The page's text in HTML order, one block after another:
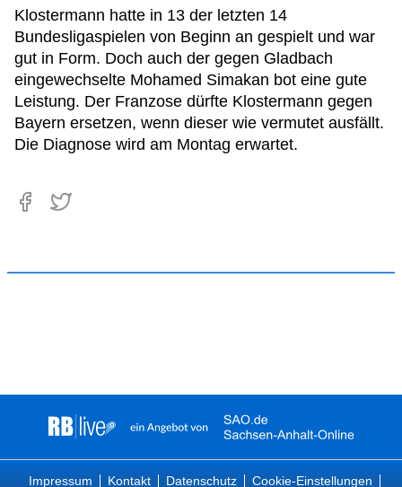
Klostermann hatte in 13 der letzten 14
Bundesligaspielen von Beginn an gespielt und war
gut in Form. Doch auch der gegen Gladbach
eingewechselte Mohamed Simakan bot eine gute
Leistung. Der Franzose dürfte Klostermann gegen
Bayern ersetzen, wenn dieser wie vermutet ausfällt.
Die Diagnose wird am Montag erwartet.
Impressum Kontakt Datenschutz Cookie-Einstellungen